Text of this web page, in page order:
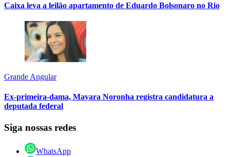
Caixa leva a leilão apartamento de Eduardo Bolsonaro no Rio
Grande Angular
Ex-primeira-dama, Mayara Noronha registra candidatura a
deputada federal
Siga nossas redes
WhatsApp